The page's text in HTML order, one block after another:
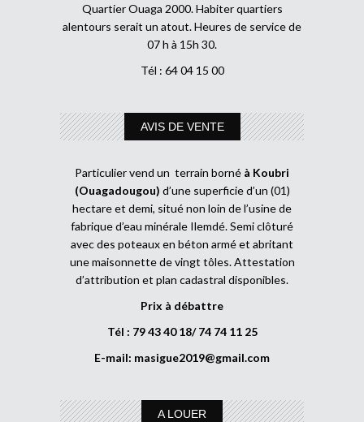
Quartier Ouaga 2000. Habiter quartiers
alentours serait un atout. Heures de service de
07 h à 15h 30.
Tél : 64 04 15 00
AVIS DE VENTE
Particulier vend un terrain borné à Koubri
(Ouagadougou) d’une superficie d’un (01)
hectare et demi, situé non loin de l’usine de
fabrique d’eau minérale Ilemdé. Semi clôturé
avec des poteaux en béton armé et abritant
une maisonnette de vingt tôles. Attestation
d’attribution et plan cadastral disponibles.
Prix à débattre
Tél : 79 43 40 18/ 74 74 11 25
E-mail: masigue2019@gmail.com
A LOUER